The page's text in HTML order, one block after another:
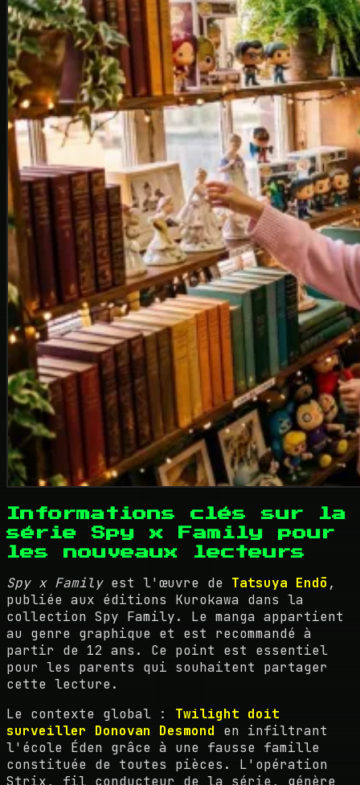
Informations clés sur la
série Spy x Family pour
les nouveaux lecteurs
Spy x Familyest l'œuvre de Tatsuya Endō ,
publiée aux éditions Kurokawa dans la
collection Spy Family. Le manga appartient
au genre graphique et est recommandé à
partir de 12 ans. Ce point est essentiel
pour les parents qui souhaitent partager
cette lecture.
Le contexte global : Twilight doit
surveiller Donovan Desmond en infiltrant
l'école Éden grâce à une fausse famille
constituée de toutes pièces. L'opération
Strix, fil conducteur de la série, génère